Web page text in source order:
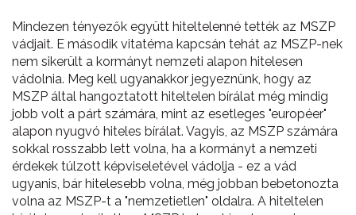
Mindezen tényezők együtt hiteltelenné tették az MSZP
vádjait. E második vitatéma kapcsán tehát az MSZP-nek
nem sikerült a kormányt nemzeti alapon hitelesen
vádolnia. Meg kell ugyanakkor jegyeznünk, hogy az
MSZP által hangoztatott hiteltelen bírálat még mindig
jobb volt a párt számára, mint az esetleges "européer"
alapon nyugvó hiteles bírálat. Vagyis, az MSZP számára
sokkal rosszabb lett volna, ha a kormányt a nemzeti
érdekek túlzott képviseletével vádolja - ez a vád
ugyanis, bár hitelesebb volna, még jobban bebetonozta
volna az MSZP-t a "nemzetietlen" oldalra. A hiteltelen